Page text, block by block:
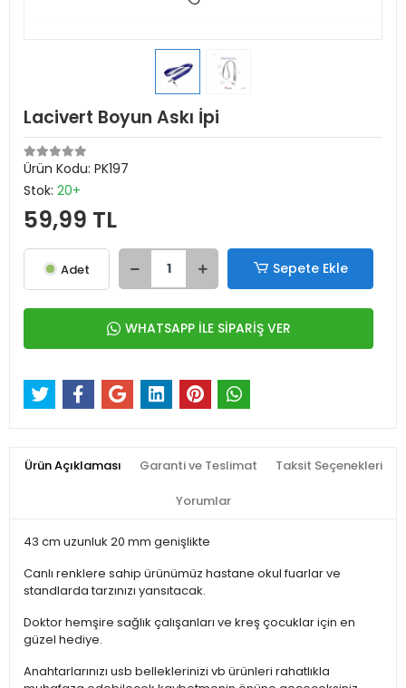
Lacivert Boyun Askı İpi
Ürün Kodu: PK197
Stok: 20+
59,99 TL
Adet Sepete Ekle
WHATSAPP İLE SİPARİŞ VER
Ürün Açıklaması Garanti ve Teslimat Taksit Seçenekleri
Yorumlar
43 cm uzunluk 20 mm genişlikte
Canlı renklere sahip ürünümüz hastane okul fuarlar ve
standlarda tarzınızı yansıtacak.
Doktor hemşire sağlık çalışanları ve kreş çocuklar için en
güzel hediye.
Anahtarlarınızı usb belleklerinizi vb ürünleri rahatlıkla